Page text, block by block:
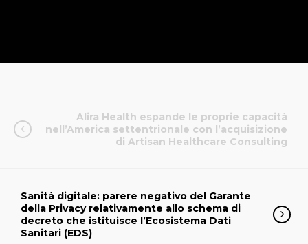
Alira Health espande le proprie capacità
nell’America settentrionale con l’acquisizione
di Artisan Healthcare Consulting
Sanità digitale: parere negativo del Garante
della Privacy relativamente allo schema di
decreto che istituisce l’Ecosistema Dati
Sanitari (EDS)